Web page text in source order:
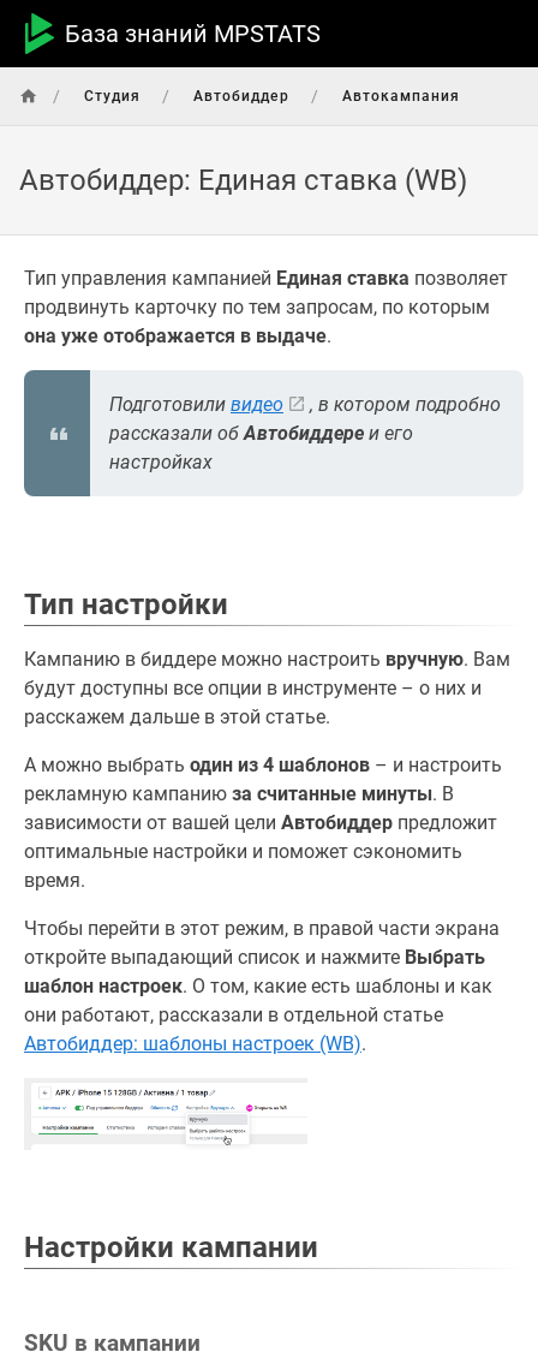
База знаний MPSTATS
/ Студия / Автобиддер / Автокампания
Автобиддер: Единая ставка (WB)
Тип управления кампанией Единая ставка позволяет
продвинуть карточку по тем запросам, по которым
она уже отображается в выдаче.
Подготовили видео
, в котором подробно
рассказали обАвтобиддере и его
настройках
Тип настройки
Кампанию в биддере можно настроить вручную. Вам
будут доступны все опции в инструменте – о них и
расскажем дальше в этой статье.
А можно выбрать один из 4 шаблонов – и настроить
рекламную кампанию за считанные минуты. В
зависимости от вашей цели Автобиддер предложит
оптимальные настройки и поможет сэкономить
время.
Чтобы перейти в этот режим, в правой части экрана
откройте выпадающий список и нажмите Выбрать
шаблон настроек. О том, какие есть шаблоны и как
они работают, рассказали в отдельной статье
Автобиддер: шаблоны настроек (WB).
Настройки кампании
SKU в кампании